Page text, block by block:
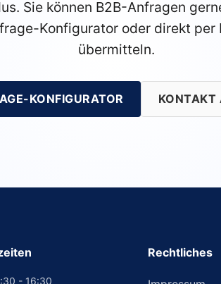
Sie können B2B-Anfragen
Konfigurator oder direkt per
übermitteln.
KONFIGURATOR KONTAKT
- 16:30
Rechtliches